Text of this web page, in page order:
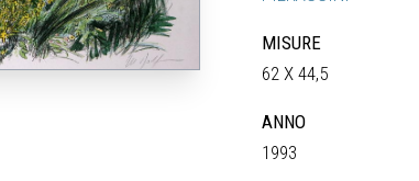
MISURE
62 X 44,5
ANNO
1993